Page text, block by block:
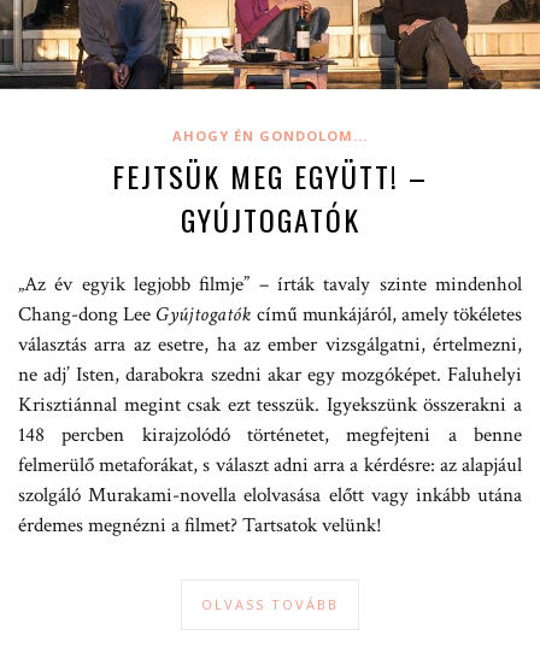
AHOGY ÉN GONDOLOM...
FEJTSÜK MEG EGYÜTT! –
GYÚJTOGATÓK
„Az év egyik legjobb filmje” – írták tavaly szinte mindenhol
Chang-dong Lee Gyújtogatók című munkájáról, amely tökéletes
választás arra az esetre, ha az ember vizsgálgatni, értelmezni,
ne adj’ Isten, darabokra szedni akar egy mozgóképet. Faluhelyi
Krisztiánnal megint csak ezt tesszük. Igyekszünk összerakni a
148 percben kirajzolódó történetet, megfejteni a benne
felmerülő metaforákat, s választ adni arra a kérdésre: az alapjául
szolgáló Murakami-novella elolvasása előtt vagy inkább utána
érdemes megnézni a filmet? Tartsatok velünk!
OLVASS TOVÁBB